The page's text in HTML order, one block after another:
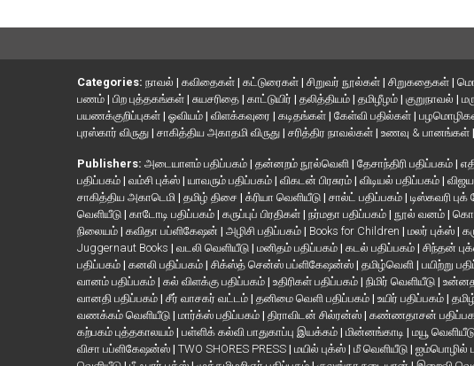
Categories: நாவல் | கவிதைகள் | கட்டுரைகள் | சிறுவர் நூல்கள் | சிறுகதைகள் |
பணம் | பிற புத்தகங்கள் | சுயசரிதை | காட்டுயிர் | தலித்தியம் | தமிழீழம் | குறுநாவல் |
பயணக்குறிப்புகள் | ஓவியம் | விளக்கவுரை | கடிதங்கள் | கேள்வி பதில்கள் |
புரஸ்கார் விருது | சாகித்திய அகாதமி விருது | சரித்திர நாவல்கள் | உணவு & பானங்கள் |
Publishers: அடையாளம் பதிப்பகம் | தன்னறம் நூல்வெளி | தேசாந்திரி பதிப்பகம் |
பதிப்பகம் | வம்சி புக்ஸ் | யாவரும் பதிப்பகம் | விகடன் பிரசுரம் | விடியல் பதிப்பகம் |
சாகித்திய அகாடெமி | தமிழ் திசை | க்ரியா வெளியீடு | சால்ட் பதிப்பகம் | டிஸ்கவரி
வெளியீடு | காடோடி பதிப்பகம் | கருப்புப் பிரதிகள் | நர்மதா பதிப்பகம் | நூல் வனம் |
நிலையம் | கவிதா பப்ளிகேஷன் | அழிசி பதிப்பகம் | Books for Children | மலர் புக்ஸ் |
Juggernaut Books | வடலி வெளியீடு | மனிதம் பதிப்பகம் | கடல் பதிப்பகம் | சிந்தன்
பதிப்பகம் | கனலி பதிப்பகம் | சிக்ஸ்த் சென்ஸ் பப்ளிகேஷன்ஸ் | தமிழ்வெளி | பயிற்று
வானம் பதிப்பகம் | கல் விளக்கு பதிப்பகம் | உதிரிகள் பதிப்பகம் | நிமிர் வெளியீடு |
வானதி பதிப்பகம் | சீர் வாசகர் வட்டம் | தனிமை வெளி பதிப்பகம் | உயிர் பதிப்பகம் |
வணக்கம் வெளியீடு | மார்க்ஸ் பதிப்பகம் | திராவிடன் சில்ரன்ஸ் | கண்ணதாசன்
கற்பகம் புத்தகாலயம் | பள்ளிக் கல்வி பாதுகாப்பு இயக்கம் | மின்னங்காடி | மயூ
விசா பப்ளிகேஷன்ஸ் | TWO SHORES PRESS | மயில் புக்ஸ் | மீ வெளியீடு | ஐம்பொழில்